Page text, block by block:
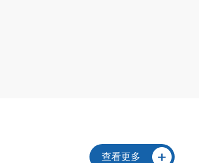
查看更多